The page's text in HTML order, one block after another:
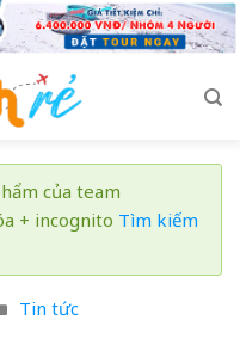
của team
+ incognito Tìm kiếm
Tin tức